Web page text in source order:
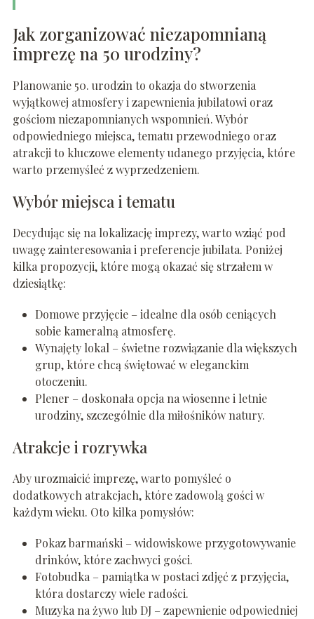
Jak zorganizować niezapomnianą
imprezę na 50 urodziny?
Planowanie 50. urodzin to okazja do stworzenia
wyjątkowej atmosfery i zapewnienia jubilatowi oraz
gościom niezapomnianych wspomnień. Wybór
odpowiedniego miejsca, tematu przewodniego oraz
atrakcji to kluczowe elementy udanego przyjęcia, które
warto przemyśleć z wyprzedzeniem.
Wybór miejsca i tematu
Decydując się na lokalizację imprezy, warto wziąć pod
uwagę zainteresowania i preferencje jubilata. Poniżej
kilka propozycji, które mogą okazać się strzałem w
dziesiątkę:
Domowe przyjęcie – idealne dla osób ceniących
sobie kameralną atmosferę.
Wynajęty lokal – świetne rozwiązanie dla większych
grup, które chcą świętować w eleganckim
otoczeniu.
Plener – doskonała opcja na wiosenne i letnie
urodziny, szczególnie dla miłośników natury.
Atrakcje i rozrywka
Aby urozmaicić imprezę, warto pomyśleć o
dodatkowych atrakcjach, które zadowolą gości w
każdym wieku. Oto kilka pomysłów:
Pokaz barmański – widowiskowe przygotowywanie
drinków, które zachwyci gości.
Fotobudka – pamiątka w postaci zdjęć z przyjęcia,
która dostarczy wiele radości.
Muzyka na żywo lub DJ – zapewnienie odpowiedniej